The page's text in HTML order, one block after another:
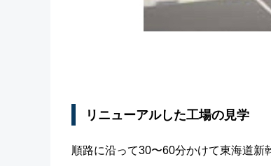
リニューアルした工場の見学
順路に沿って30〜60分かけて東海道新